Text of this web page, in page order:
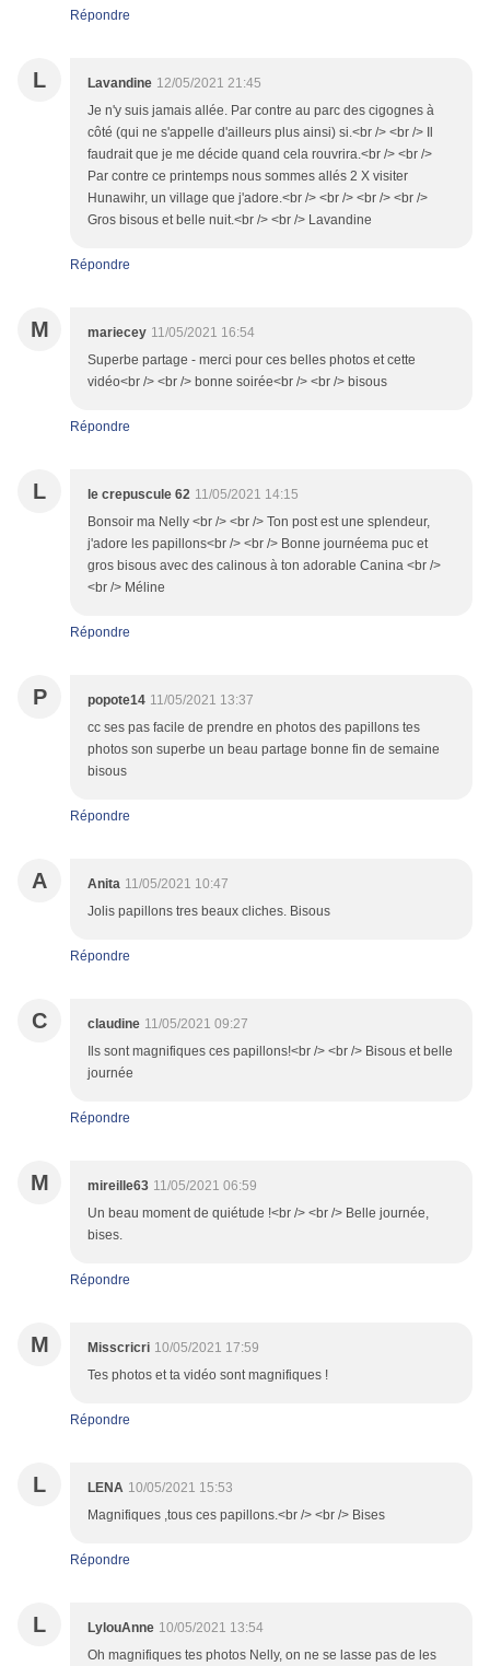
Répondre
L Lavandine 12/05/2021 21:45
Je n'y suis jamais allée. Par contre au parc des cigognes à
côté (qui ne s'appelle d'ailleurs plus ainsi) si.<br /> <br /> Il
faudrait que je me décide quand cela rouvrira.<br /> <br />
Par contre ce printemps nous sommes allés 2 X visiter
Hunawihr, un village que j'adore.<br /> <br /> <br /> <br />
Gros bisous et belle nuit.<br /> <br /> Lavandine
Répondre
M mariecey 11/05/2021 16:54
Superbe partage - merci pour ces belles photos et cette
vidéo<br /> <br /> bonne soirée<br /> <br /> bisous
Répondre
L le crepuscule 62 11/05/2021 14:15
Bonsoir ma Nelly <br /> <br /> Ton post est une splendeur,
j'adore les papillons<br /> <br /> Bonne journéema puc et
gros bisous avec des calinous à ton adorable Canina <br />
<br /> Méline
Répondre
P popote14 11/05/2021 13:37
cc ses pas facile de prendre en photos des papillons tes
photos son superbe un beau partage bonne fin de semaine
bisous
Répondre
A Anita 11/05/2021 10:47
Jolis papillons tres beaux cliches. Bisous
Répondre
C claudine 11/05/2021 09:27
Ils sont magnifiques ces papillons!<br /> <br /> Bisous et belle
journée
Répondre
M mireille63 11/05/2021 06:59
Un beau moment de quiétude !<br /> <br /> Belle journée,
bises.
Répondre
M Misscricri 10/05/2021 17:59
Tes photos et ta vidéo sont magnifiques !
Répondre
L LENA 10/05/2021 15:53
Magnifiques ,tous ces papillons.<br /> <br /> Bises
Répondre
L LylouAnne 10/05/2021 13:54
Oh magnifiques tes photos Nelly, on ne se lasse pas de les